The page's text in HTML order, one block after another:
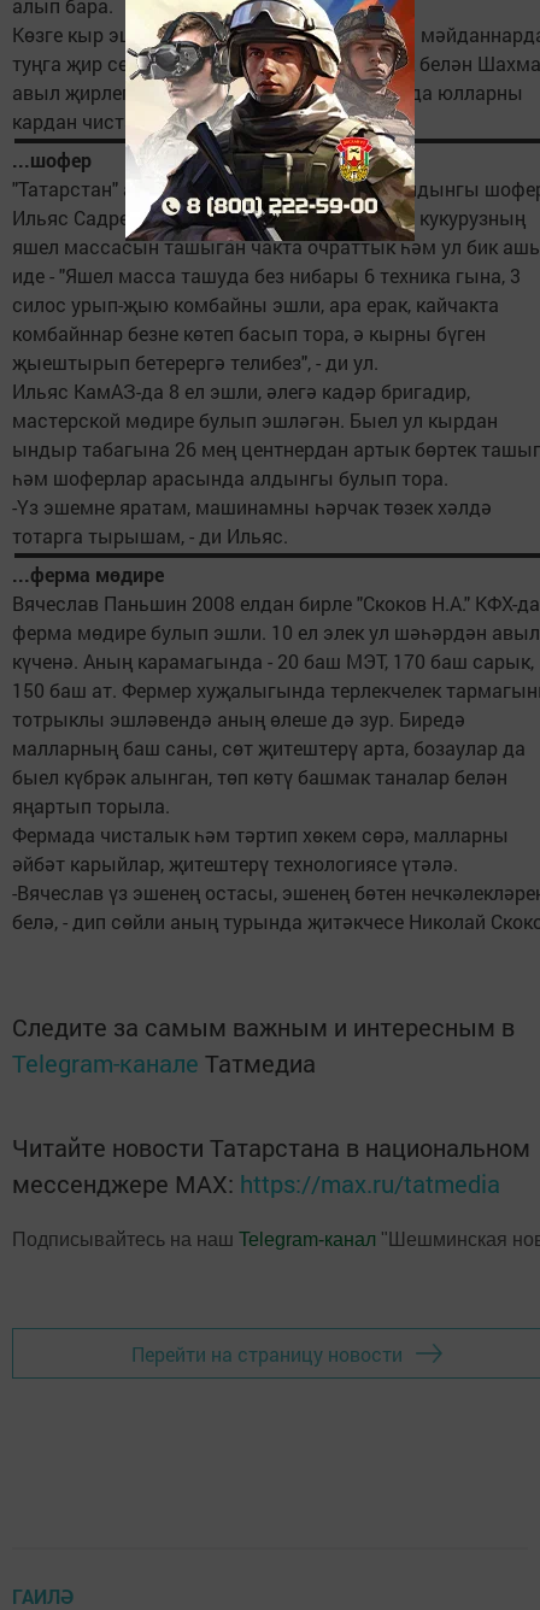
алып бара.
Көзге кыр эшләре вакытында Наил шактый
туңга җир сөрә, ә кышын күтәрткечле көрәк белән
авыл җирлегендәге барлык торак пунктларда юлларны
кардан чистарта.
...шофер
"Татарстан" а/ф-ның Акъяр бүлекчәсендә алдынгы
Ильяс Садретдиновны без силос чокырына кукурузның
яшел массасын ташыган чакта очраттык һәм ул бик
иде - "Яшел масса ташуда без нибары 6 техника гына, 3
силос урып-җыю комбайны эшли, ара ерак, кайчакта
комбайннар безне көтеп басып тора, ә кырны бүген
җыештырып бетерергә телибез", - ди ул.
Ильяс КамАЗ-да 8 ел эшли, әлегә кадәр бригадир,
мастерской мөдире булып эшләгән. Быел ул кырдан
ындыр табагына 26 мең центнердан артык бөртек
һәм шоферлар арасында алдынгы булып тора.
-Үз эшемне яратам, машинамны һәрчак төзек хәлдә
тотарга тырышам, - ди Ильяс.
...ферма мөдире
Вячеслав Паньшин 2008 елдан бирле "Скоков Н.А." КФХ-да
ферма мөдире булып эшли. 10 ел элек ул шәһәрдән
күченә. Аның карамагында - 20 баш МЭТ, 170 баш сарык,
150 баш ат. Фермер хуҗалыгында терлекчелек
тотрыклы эшләвендә аның өлеше дә зур. Биредә
малларның баш саны, сөт җитештерү арта, бозаулар да
быел күбрәк алынган, төп көтү башмак таналар белән
яңартып торыла.
Фермада чисталык һәм тәртип хөкем сөрә, малларны
әйбәт карыйлар, җитештерү технологиясе үтәлә.
-Вячеслав үз эшенең остасы, эшенең бөтен
белә, - дип сөйли аның турында җитәкчесе Николай
Следите за самым важным и интересным в
Telegram-канале Татмедиа
Читайте новости Татарстана в национальном
мессенджере MАХ: https://max.ru/tatmedia
Подписывайтесь на наш Telegram-канал "Шешминская
Перейти на страницу новости
ГАИЛӘ